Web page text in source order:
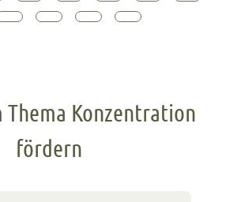
Konzentration
fördern